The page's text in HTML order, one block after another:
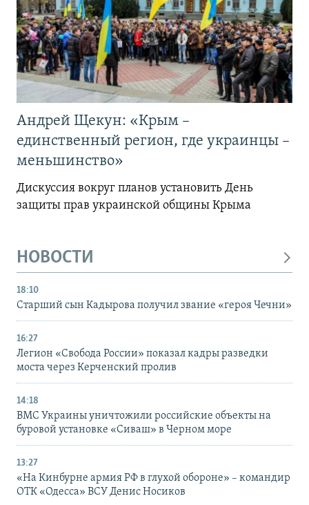
Андрей Щекун: «Крым –
единственный регион, где украинцы –
меньшинство»
Дискуссия вокруг планов установить День
защиты прав украинской общины Крыма
НОВОСТИ
18:10
Старший сын Кадырова получил звание «героя Чечни»
16:27
Легион «Свобода России» показал кадры разведки
моста через Керченский пролив
14:18
ВМС Украины уничтожили российские объекты на
буровой установке «Сиваш» в Черном море
13:27
«На Кинбурне армия РФ в глухой обороне» – командир
ОТК «Одесса» ВСУ Денис Носиков